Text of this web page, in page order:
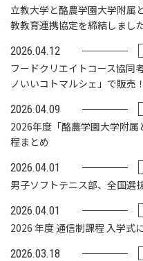
立教大学と酪農学園大学附属
教教育連携協定を締結しまし
2026.04.12
フードクリエイトコース協同
ノいいコトマルシェ」で販売！
2026.04.09
2026年度「酪農学園大学附
程まとめ
2026.04.01
男子ソフトテニス部、全国選
2026.04.01
2026 年度 通信制課程 入学式
2026.03.18